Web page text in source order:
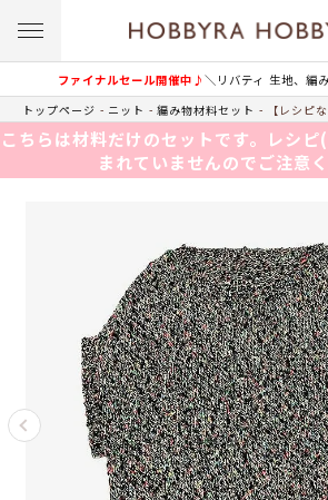
ファイナルセール開催中♪＼リバティ 生地、編
トップページ ニット 編み物材料セット 【レシピ
こちらは材料だけのセットです。レシ
まれていませんのでご注意く